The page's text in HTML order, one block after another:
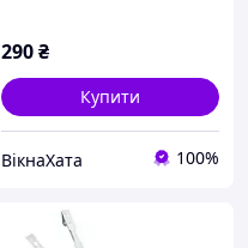
290₴
Купити
ВікнаХата 100%